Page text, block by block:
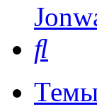
Темы